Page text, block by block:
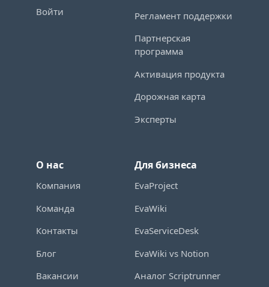
Войти
Регламент поддержки
Партнерская
программа
Активация продукта
Дорожная карта
Эксперты
О нас
Компания
Команда
Контакты
Блог
Вакансии
Для бизнеса
EvaProject
EvaWiki
EvaServiceDesk
EvaWiki vs Notion
Аналог Scriptrunner